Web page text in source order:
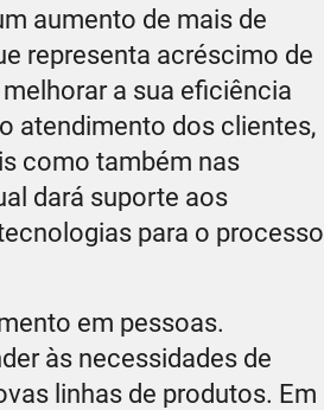
aumento de mais de
representa acréscimo de
a sua eficiência
atendimento dos clientes,
como também nas
dará suporte aos
para o processo
em pessoas.
às necessidades de
linhas de produtos. Em